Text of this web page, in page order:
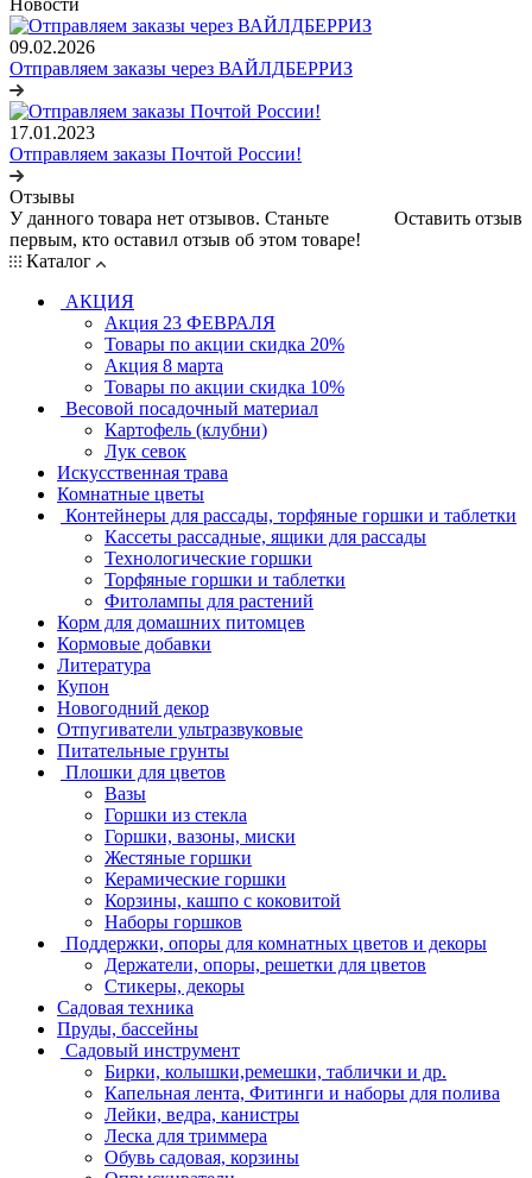
09.02.2026
Отправляем заказы через ВАЙЛДБЕРРИЗ
17.01.2023
Отправляем заказы Почтой России!
Отзывы
Оставить отзыв
У данного товара нет отзывов. Станьте
первым, кто оставил отзыв об этом товаре!
Каталог
АКЦИЯ
Акция 23 ФЕВРАЛЯ
Товары по акции скидка 20%
Акция 8 марта
Товары по акции скидка 10%
Весовой посадочный материал
Картофель (клубни)
Лук севок
Искусственная трава
Комнатные цветы
Контейнеры для рассады, торфяные горшки и таблетки
Кассеты рассадные, ящики для рассады
Технологические горшки
Торфяные горшки и таблетки
Фитолампы для растений
Корм для домашних питомцев
Кормовые добавки
Литература
Купон
Новогодний декор
Отпугиватели ультразвуковые
Питательные грунты
Плошки для цветов
Вазы
Горшки из стекла
Горшки, вазоны, миски
Жестяные горшки
Керамические горшки
Корзины, кашпо с коковитой
Наборы горшков
Поддержки, опоры для комнатных цветов и декоры
Держатели, опоры, решетки для цветов
Стикеры, декоры
Садовая техника
Пруды, бассейны
Садовый инструмент
Бирки, колышки,ремешки, таблички и др.
Капельная лента, Фитинги и наборы для полива
Лейки, ведра, канистры
Леска для триммера
Обувь садовая, корзины